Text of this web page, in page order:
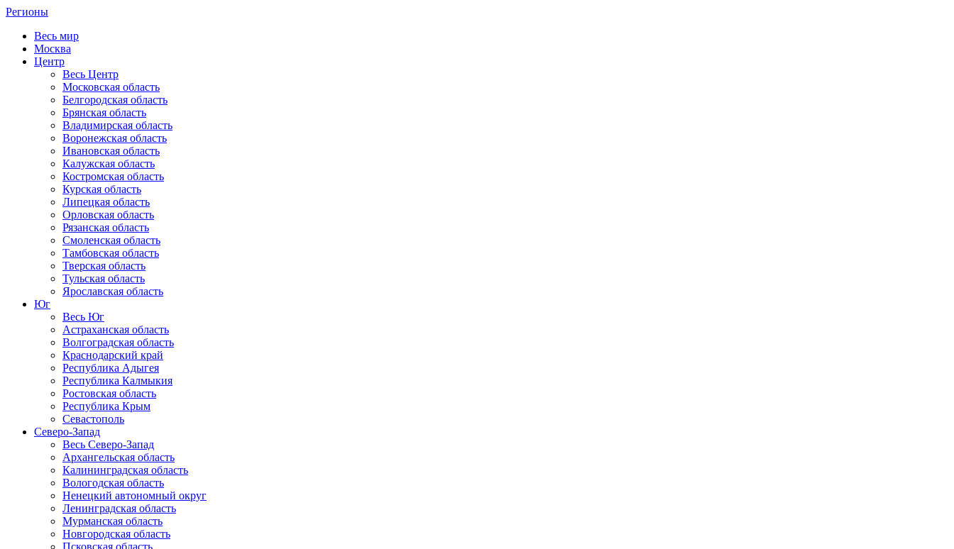
Регионы
Весь мир
Москва
Центр
Весь Центр
Московская область
Белгородская область
Брянская область
Владимирская область
Воронежская область
Ивановская область
Калужская область
Костромская область
Курская область
Липецкая область
Орловская область
Рязанская область
Смоленская область
Тамбовская область
Тверская область
Тульская область
Ярославская область
Юг
Весь Юг
Астраханская область
Волгоградская область
Краснодарский край
Республика Адыгея
Республика Калмыкия
Ростовская область
Республика Крым
Севастополь
Северо-Запад
Весь Северо-Запад
Архангельская область
Калининградская область
Вологодская область
Ненецкий автономный округ
Ленинградская область
Мурманская область
Новгородская область
Псковская область